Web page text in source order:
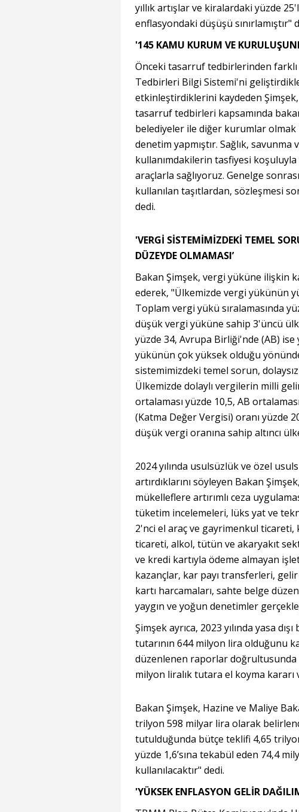
yıllık artışlar ve kiralardaki yüzde
enflasyondaki düşüşü sınırlamıştır"
'145 KAMU KURUM VE
Önceki tasarruf tedbirlerinden
Tedbirleri Bilgi Sistemi'ni
etkinleştirdiklerini kaydeden
tasarruf tedbirleri kapsamında
belediyeler ile diğer kurumlar
denetim yapmıştır. Sağlık,
kullanımdakilerin tasfiyesi
araçlarla sağlıyoruz. Genelge
kullanılan taşıtlardan, sözleşmesi
dedi.
'VERGİ SİSTEMİMİZDEKİ TEMEL
DÜZEYDE OLMAMASI’
Bakan Şimşek, vergi yüküne ilişkin
ederek, "Ülkemizde vergi yükünün
Toplam vergi yükü sıralamasında
düşük vergi yüküne sahip 3'üncü
yüzde 34, Avrupa Birliği'nde (AB) ise
yükünün çok yüksek olduğu
sistemimizdeki temel sorun,
Ülkemizde dolaylı vergilerin milli
ortalaması yüzde 10,5, AB
(Katma Değer Vergisi) oranı yüzde
düşük vergi oranına sahip altıncı
2024 yılında usulsüzlük ve özel
artırdıklarını söyleyen Bakan
mükelleflere artırımlı ceza
tüketim incelemeleri, lüks yat ve
2'nci el araç ve gayrimenkul
ticareti, alkol, tütün ve akaryakıt
ve kredi kartıyla ödeme almayan
kazançlar, kar payı transferleri,
kartı harcamaları, sahte belge
yaygın ve yoğun denetimler
Şimşek ayrıca, 2023 yılında yasa
tutarının 644 milyon lira olduğunu
düzenlenen raporlar doğrultusunda
milyon liralık tutara el koyma kararı
Bakan Şimşek, Hazine ve Maliye
trilyon 598 milyar lira olarak
tutulduğunda bütçe teklifi 4,65
yüzde 1,6’sına tekabül eden 74,4
kullanılacaktır" dedi.
'YÜKSEK ENFLASYON GELİR